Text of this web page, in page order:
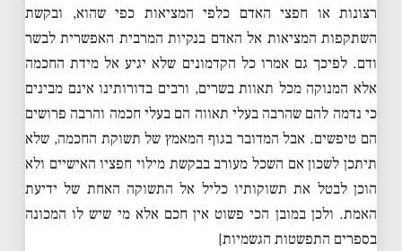
רצונות או חפצי האדם כלפי המציאות כפי שהוא, ובקשת
השתקפות המציאות אל האדם בנקיות המרבית האפשרית לבשר
ודם. לפיכך גם אמרו כל הקדמונים שלא יגיע אל מידת החכמה
אלא המנוקה מכל תאוות בשרים, ורבים בדורותינו אינם מבינים
כי נדמה להם שהרבה בעלי תאווה הם בעלי חכמה והרבה פרושים
הם טיפשים. אבל המדובר בגוף המאמץ של תשוקת החכמה, שלא
תיתכן לשכון אם השכל מעורב בבקשת מילוי חפציו האישיים ולא
הוכן לבטל את תשוקותיו כליל אל התשוקה האחת של ידיעת
האמת. ולכן במובן הכי פשוט אין חכם אלא מי שיש לו המכונה
בספרים התפשטות הגשמיות]